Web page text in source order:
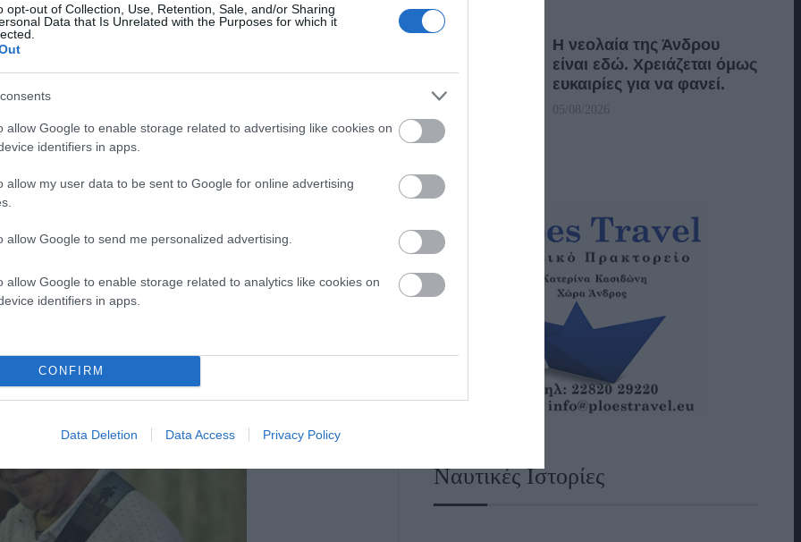
opt-out of Collection, Use, Retention, Sale, and/or Sharing
Data that Is Unrelated with the Purposes for which it
allow Google to enable storage related to advertising like cookies on
identifiers in apps.
allow my user data to be sent to Google for online advertising
allow Google to send me personalized advertising.
allow Google to enable storage related to analytics like cookies on
identifiers in apps.
CONFIRM
Data Deletion Data Access Privacy Policy
στην λεωφόρο Φυλής στην Χασιά , ο Σύλλογος
διαμένοντες τόσο στην Αθήνα όσο και στο νησί,
Η νεολαία της Άνδρου
είναι εδώ. Χρειάζεται όμως
ευκαιρίες για να φανεί.
05/08/2026
Ναυτικές Ιστορίες